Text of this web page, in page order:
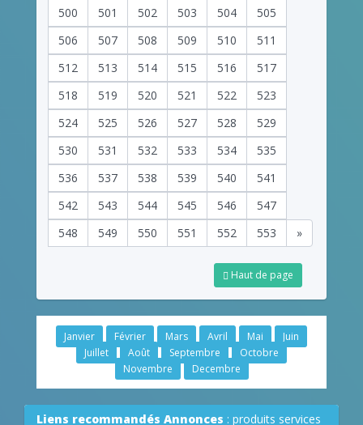
500 501 502 503 504
505
506
507 508 509 510
511
512
513 514 515 516
517
518
519 520 521 522
523
524
525 526 527 528
529
530
531 532 533 534
535
536
537 538 539 540
541
542
543 544 545 546
547
548
549 550 551 552 553 »
Haut de page
Janvier Février Mars Avril Mai
Juin
Juillet
Août Septembre
Octobre
Novembre
Decembre
Liens recommandés Annonces : produits services